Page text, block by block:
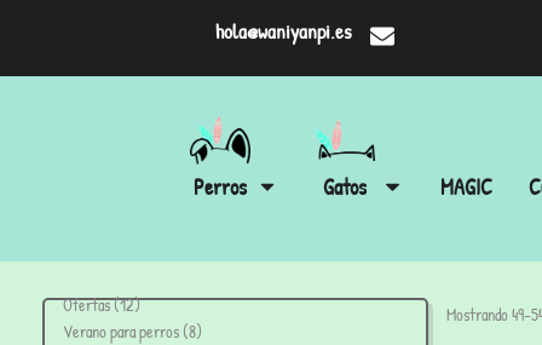
hola@waniyanpi.es
Perros Gatos MAGIC
Ofertas 12
Verano para perros 8
Mostrando